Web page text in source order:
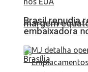
margem
Brasil repudia
embaixadora